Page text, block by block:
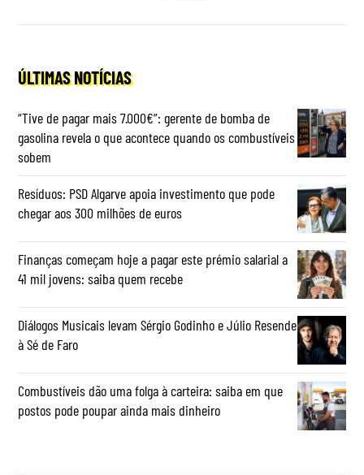
ÚLTIMAS NOTÍCIAS
“Tive de pagar mais 7.000€”: gerente de bomba de
gasolina revela o que acontece quando os combustíveis
sobem
Resíduos: PSD Algarve apoia investimento que pode
chegar aos 300 milhões de euros
Finanças começam hoje a pagar este prémio salarial a
41 mil jovens: saiba quem recebe
Diálogos Musicais levam Sérgio Godinho e Júlio Resende
à Sé de Faro
Combustíveis dão uma folga à carteira: saiba em que
postos pode poupar ainda mais dinheiro